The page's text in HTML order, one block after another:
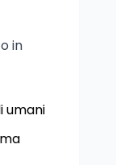
in
umani